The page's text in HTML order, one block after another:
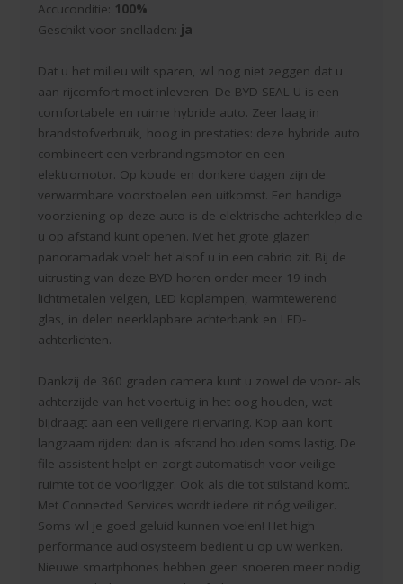
Accuconditie: 100%
Geschikt voor snelladen: ja
Dat u het milieu wilt sparen, wil nog niet zeggen dat u
aan rijcomfort moet inleveren. De BYD SEAL U is een
comfortabele en ruime hybride auto. Zeer laag in
brandstofverbruik, hoog in prestaties: deze hybride auto
combineert een verbrandingsmotor en een
elektromotor. Op koude en donkere dagen zijn de
verwarmbare voorstoelen een uitkomst. Een handige
voorziening op deze auto is de elektrische achterklep die
u op afstand kunt openen. Met het grote glazen
panoramadak voelt het alsof u in een cabrio zit. Bij de
uitrusting van deze BYD horen onder meer 19 inch
lichtmetalen velgen, LED koplampen, warmtewerend
glas, in delen neerklapbare achterbank en LED-
achterlichten.
Dankzij de 360 graden camera kunt u zowel de voor- als
achterzijde van het voertuig in het oog houden, wat
bijdraagt aan een veiligere rijervaring. Kop aan kont
langzaam rijden: dan is afstand houden soms lastig. De
file assistent helpt en zorgt automatisch voor veilige
ruimte tot de voorligger. Ook als die tot stilstand komt.
Met Connected Services wordt iedere rit nóg veiliger.
Soms wil je goed geluid kunnen voelen! Het high
performance audiosysteem bedient u op uw wenken.
Nieuwe smartphones hebben geen snoeren meer nodig